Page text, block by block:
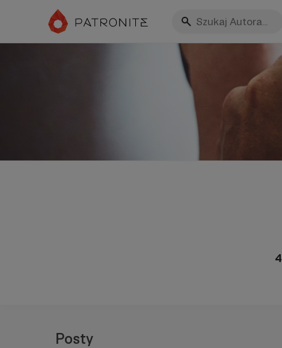
4
Posty